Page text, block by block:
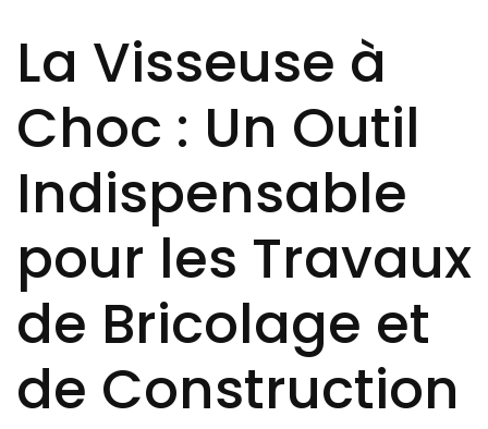
La Visseuse à
Choc : Un Outil
Indispensable
pour les Travaux
de Bricolage et
de Construction